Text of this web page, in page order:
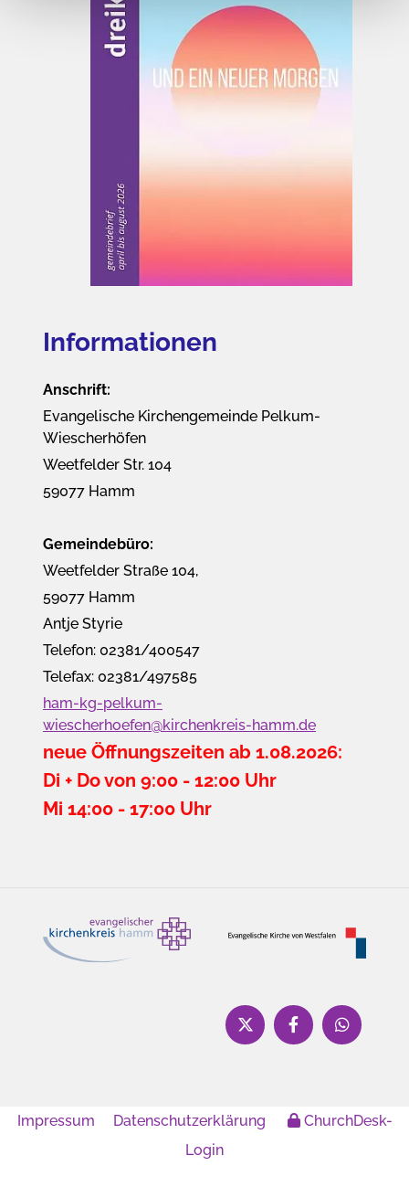
Informationen
Anschrift:
Evangelische Kirchengemeinde Pelkum-
Wiescherhöfen
Weetfelder Str. 104
59077 Hamm
Gemeindebüro:
Weetfelder Straße 104,
59077 Hamm
Antje Styrie
Telefon: 02381/400547
Telefax: 02381/497585
ham-kg-pelkum-
wiescherhoefen@kirchenkreis-hamm.de
neue Öffnungszeiten ab 1.08.2026:
Di + Do von 9:00 - 12:00 Uhr
Mi 14:00 - 17:00 Uhr
Impressum Datenschutzerklärung
ChurchDesk-
Login